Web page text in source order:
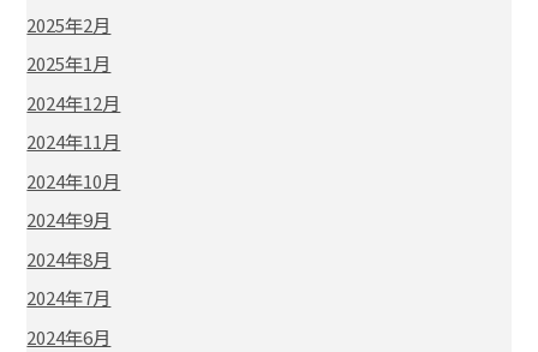
2025年2月
2025年1月
2024年12月
2024年11月
2024年10月
2024年9月
2024年8月
2024年7月
2024年6月